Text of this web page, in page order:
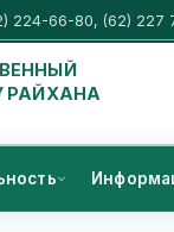
224-66-80, (62) 227
РАЙХАНА